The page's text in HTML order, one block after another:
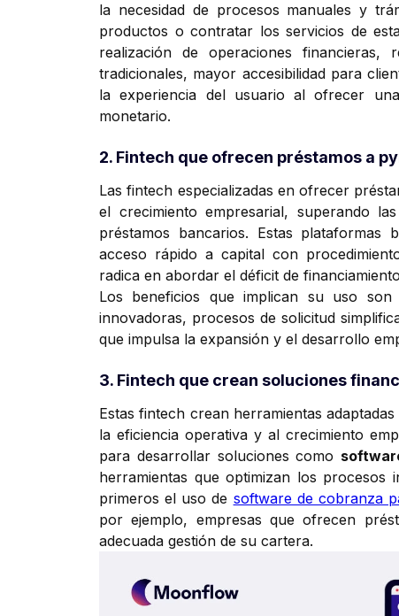
la necesidad de procesos manuales y
productos o contratar los servicios de
realización de operaciones financieras,
tradicionales, mayor accesibilidad para
la experiencia del usuario al ofrecer
monetario.
2. Fintech que ofrecen préstamos a
Las fintech especializadas en ofrecer
el crecimiento empresarial, superando
préstamos bancarios. Estas plataformas
acceso rápido a capital con
radica en abordar el déficit de
Los beneficios que implican su uso son
innovadoras, procesos de solicitud
que impulsa la expansión y el desarrollo
3. Fintech que crean soluciones
Estas fintech crean herramientas
la eficiencia operativa y al crecimiento
para desarrollar soluciones como
herramientas que optimizan los procesos
primeros el uso de software de cobranza
por ejemplo, empresas que ofrecen
adecuada gestión de su cartera.